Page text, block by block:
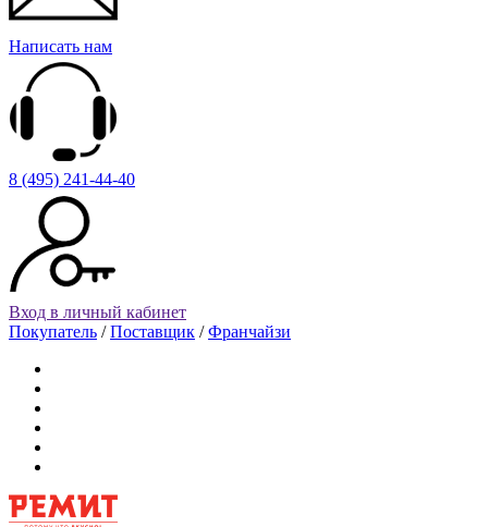
Написать нам
8 (495) 241-44-40
Вход в личный кабинет
Покупатель /Поставщик /Франчайзи